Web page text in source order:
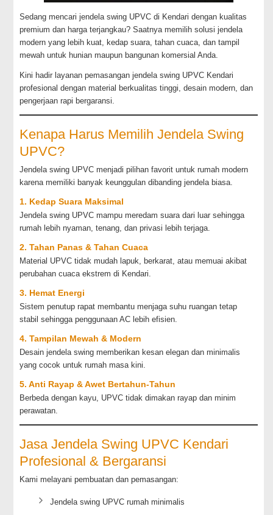
Sedang mencari jendela swing UPVC di Kendari dengan kualitas
premium dan harga terjangkau? Saatnya memilih solusi jendela
modern yang lebih kuat, kedap suara, tahan cuaca, dan tampil
mewah untuk hunian maupun bangunan komersial Anda.
Kini hadir layanan pemasangan jendela swing UPVC Kendari
profesional dengan material berkualitas tinggi, desain modern, dan
pengerjaan rapi bergaransi.
Kenapa Harus Memilih Jendela Swing
UPVC?
Jendela swing UPVC menjadi pilihan favorit untuk rumah modern
karena memiliki banyak keunggulan dibanding jendela biasa.
1. Kedap Suara Maksimal
Jendela swing UPVC mampu meredam suara dari luar sehingga
rumah lebih nyaman, tenang, dan privasi lebih terjaga.
2. Tahan Panas & Tahan Cuaca
Material UPVC tidak mudah lapuk, berkarat, atau memuai akibat
perubahan cuaca ekstrem di Kendari.
3. Hemat Energi
Sistem penutup rapat membantu menjaga suhu ruangan tetap
stabil sehingga penggunaan AC lebih efisien.
4. Tampilan Mewah & Modern
Desain jendela swing memberikan kesan elegan dan minimalis
yang cocok untuk rumah masa kini.
5. Anti Rayap & Awet Bertahun-Tahun
Berbeda dengan kayu, UPVC tidak dimakan rayap dan minim
perawatan.
Jasa Jendela Swing UPVC Kendari
Profesional & Bergaransi
Kami melayani pembuatan dan pemasangan:
Jendela swing UPVC rumah minimalis